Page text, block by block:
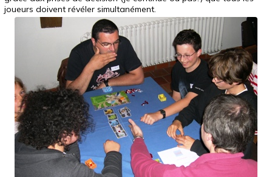
joueurs doivent révéler simultanément.